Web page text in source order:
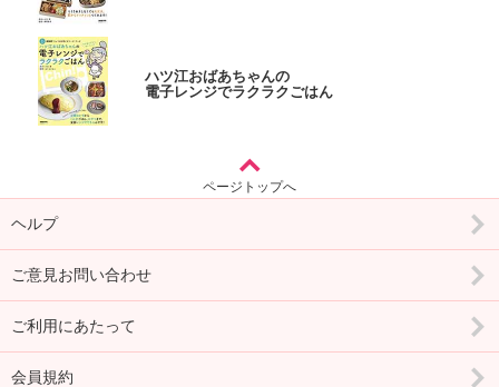
ハツ江おばあちゃんの
電子レンジでラクラクごはん
ページトップへ
ヘルプ
ご意見お問い合わせ
ご利用にあたって
会員規約